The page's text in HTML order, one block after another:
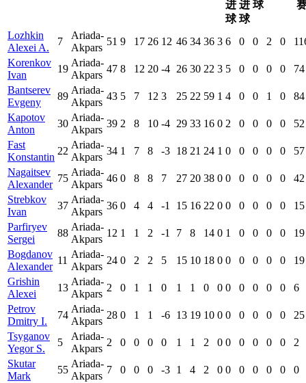
进
球
进
球
球
Lozhkin
Alexei A.
7
Ariada-
Akpars
51 9 17 26 12 46 34 36 3 6 0 0 2 0
Korenkov
Ivan
19
Ariada-
Akpars
47 8 12 20 -4 26 30 22 3 5 0 0 0 0
74
Bantserev
Evgeny
89
Ariada-
Akpars
43 5 7 12 3 25 22 59 1 4 0 0 1 0
84
Kapotov
Anton
30
Ariada-
Akpars
39 2 8 10 -4 29 33 16 0 2 0 0 0 0
52
Fast
Konstantin
22
Ariada-
Akpars
34 1 7 8 -3 18 21 24 1 0 0 0 0 0
57
Nagaitsev
Alexander
75
Ariada-
Akpars
46 0 8 8 7 27 20 38 0 0 0 0 0 0
42
Strebkov
Ivan
37
Ariada-
Akpars
36 0 4 4 -1 15 16 22 0 0 0 0 0 0
15
Parfiryev
Sergei
88
Ariada-
Akpars
12 1 1 2 -1 7 8 14 0 1 0 0 0 0
19
Bogdanov
Alexander
11
Ariada-
Akpars
24 0 2 2 5 15 10 18 0 0 0 0 0 0
19
Grishin
Alexei
13
Ariada-
Akpars
2 0 1 1 0 1 1 0 0 0 0 0 0 0
6
Petrov
Dmitry I.
74
Ariada-
Akpars
28 0 1 1 -6 13 19 10 0 0 0 0 0 0
25
Tsyganov
Yegor S.
5
Ariada-
Akpars
2 0 0 0 0 1 1 2 0 0 0 0 0 0
2
Skutar
Mark
55
Ariada-
Akpars
7 0 0 0 -3 1 4 2 0 0 0 0 0 0
0